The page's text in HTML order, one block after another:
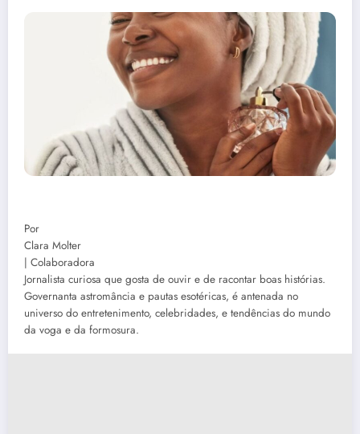
Por
Clara Molter
| Colaboradora
Jornalista curiosa que gosta de ouvir e de racontar boas histórias.
Governanta astromância e pautas esotéricas, é antenada no
universo do entretenimento, celebridades, e tendências do mundo
da voga e da formosura.